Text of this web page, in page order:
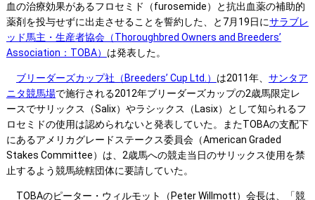
血の治療効果があるフロセミド（furosemide）と抗出血薬の補助的
薬剤を投与せずに出走させることを誓約した、と7月19日にサラブレ
ッド馬主・生産者協会（Thoroughbred Owners and Breeders’
Association：TOBA） は発表した。
ブリーダーズカップ社（Breeders’ Cup Ltd.） は2011年、 サンタア
ニタ競馬場で施行される2012年ブリーダーズカップの2歳馬限定レ
ースでサリックス（Salix）やラシックス（Lasix）として知られるフ
ロセミドの使用は認められないと発表していた。またTOBAの支配下
にあるアメリカグレードステークス委員会（American Graded
Stakes Committee）は、2歳馬への競走当日のサリックス使用を禁
止するよう競馬統轄団体に要請していた。
TOBAのピーター・ウィルモット（Peter Willmott）会長は、「競